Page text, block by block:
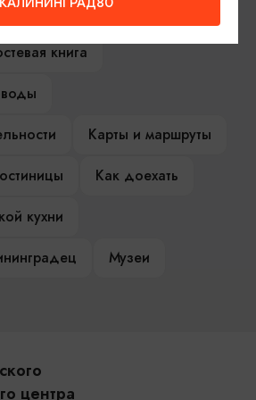
Афиша мероприятий
книга
Карты и маршруты
Как доехать
кухни
Музеи
центра